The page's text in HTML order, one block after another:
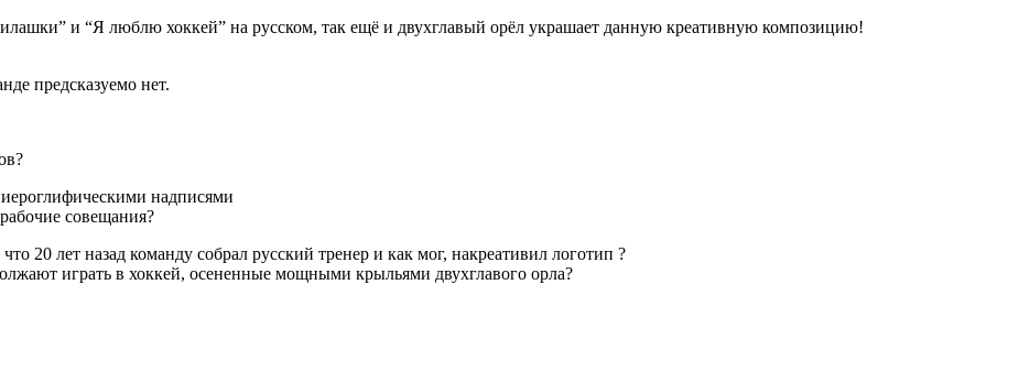
и “Я люблю хоккей” на русском, так ещё и двухглавый орёл украшает данную креативную композицию!
предсказуемо нет.
надписями
совещания?
20 лет назад команду собрал русский тренер и как мог, накреативил логотип ?
играть в хоккей, осененные мощными крыльями двухглавого орла?